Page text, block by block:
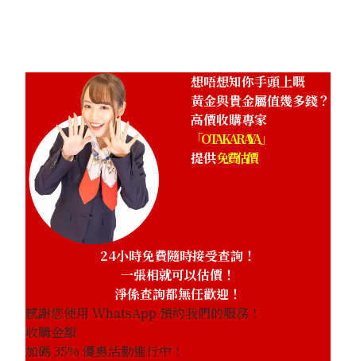
想唔想知你手頭上嘅
黃金與貴金屬值幾多錢？
高價收購專家
「OTAKARAYA」
提供免費估價
24小時免費隨時接受查詢！
一張相就可以估價！
淨係查詢都無任歡迎！
感謝您使用 WhatsApp 預約我們的服務！
收購金額
加碼35% 優惠活動進行中！